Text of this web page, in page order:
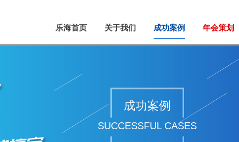
乐海首页 关于我们 成功案例 年会策划
成功案例
SUCCESSFUL CASES